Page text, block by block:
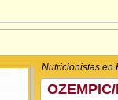
Nutricionistas en